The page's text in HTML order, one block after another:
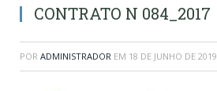
CONTRATO N 084_2017
POR ADMINISTRADOR EM 18 DE JUNHO DE 2019